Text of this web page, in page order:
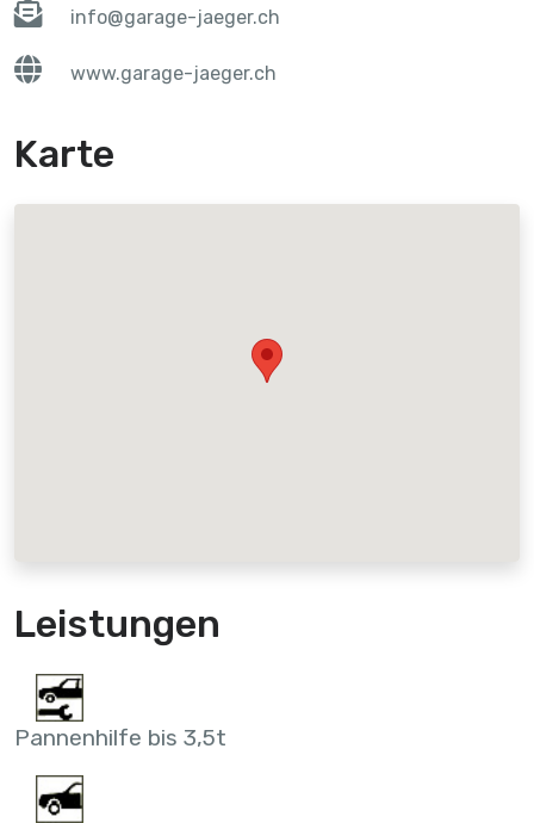
info@garage-jaeger.ch
www.garage-jaeger.ch
Karte
Leistungen
Pannenhilfe bis 3,5t